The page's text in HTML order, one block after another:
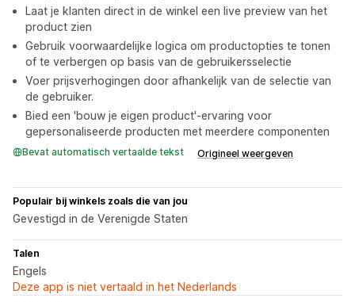
Laat je klanten direct in de winkel een live preview van het
product zien
Gebruik voorwaardelijke logica om productopties te tonen
of te verbergen op basis van de gebruikersselectie
Voer prijsverhogingen door afhankelijk van de selectie van
de gebruiker.
Bied een 'bouw je eigen product'-ervaring voor
gepersonaliseerde producten met meerdere componenten
Bevat automatisch vertaalde tekst Origineel weergeven
Populair bij winkels zoals die van jou
Gevestigd in de Verenigde Staten
Talen
Engels
Deze app is niet vertaald in het Nederlands